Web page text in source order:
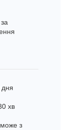
дня
хв
з